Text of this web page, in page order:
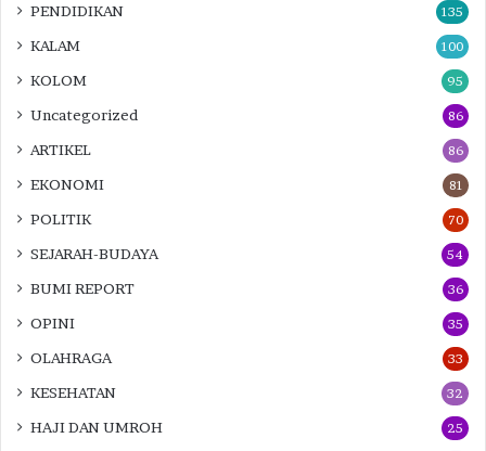
PENDIDIKAN 135
KALAM 100
KOLOM 95
Uncategorized 86
ARTIKEL 86
EKONOMI 81
POLITIK 70
SEJARAH-BUDAYA 54
BUMI REPORT 36
OPINI 35
OLAHRAGA 33
KESEHATAN 32
HAJI DAN UMROH 25